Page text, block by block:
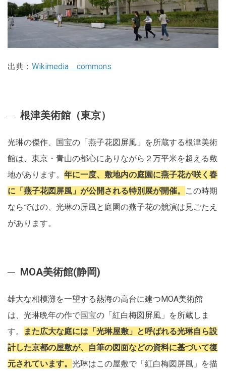
出典： Wikimedia commons
根津美術館（東京）
光琳の傑作、国宝の「燕子花図屏風」を所蔵する根津美術
館は、東京・青山の都心にありながら２万平米を超える敷
地があります。 年に一度、敷地内の庭園に燕子花が咲く春
に「燕子花図屏風」が公開される特別展が開催。
この時期
ならではの、光琳の屏風と庭園の燕子花の競演は見ごたえ
があります。
MOA美術館(静岡)
雄大な相模灘を一望する熱海の高台に建つMOA美術館
は、光琳晩年の作で国宝の「紅白梅図屏風」を所蔵しま
す。
また広大な庭には「光琳屋敷」と呼ばれる光琳自ら設
計した京都の屋敷が、自筆の図面などの資料に基づいて復
元されています。 光琳はこの屋敷で「紅白梅図屏風」を描